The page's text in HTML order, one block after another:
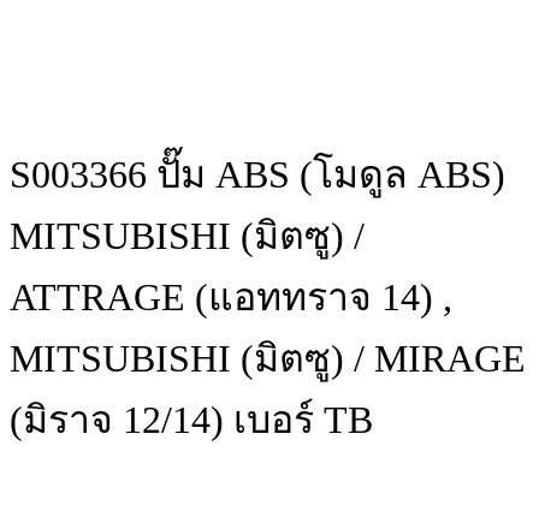
S003366 ปั๊ม ABS (โมดูล ABS)
MITSUBISHI (มิตซู) /
ATTRAGE (แอททราจ 14) ,
MITSUBISHI (มิตซู) / MIRAGE
(มิราจ 12/14) เบอร์ TB